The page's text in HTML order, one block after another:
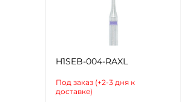
H1SEB-004-RAXL
Под заказ (+2-3 дня к
доставке)